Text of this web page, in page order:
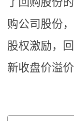
购公司股份
股权激励，
新收盘价溢价